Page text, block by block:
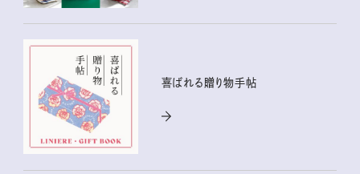
喜ばれる贈り物手帖